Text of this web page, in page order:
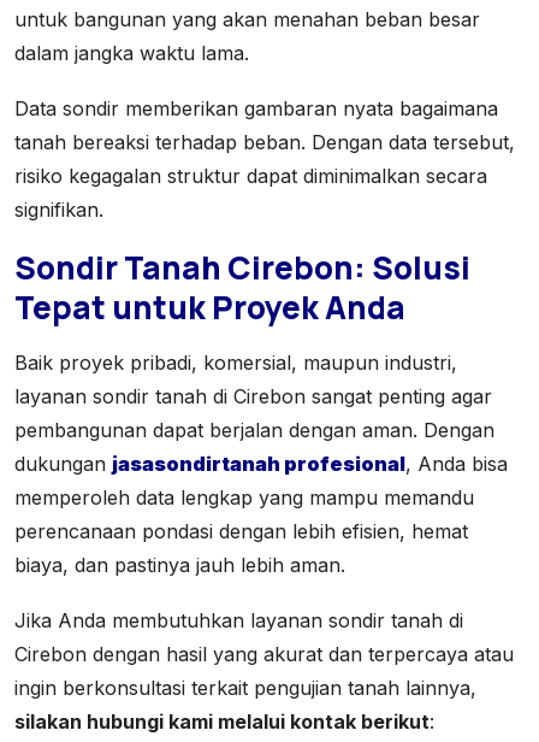
untuk bangunan yang akan menahan beban besar
dalam jangka waktu lama.
Data sondir memberikan gambaran nyata bagaimana
tanah bereaksi terhadap beban. Dengan data tersebut,
risiko kegagalan struktur dapat diminimalkan secara
signifikan.
Sondir Tanah Cirebon: Solusi
Tepat untuk Proyek Anda
Baik proyek pribadi, komersial, maupun industri,
layanan sondir tanah di Cirebon sangat penting agar
pembangunan dapat berjalan dengan aman. Dengan
dukungan jasasondirtanah profesional, Anda bisa
memperoleh data lengkap yang mampu memandu
perencanaan pondasi dengan lebih efisien, hemat
biaya, dan pastinya jauh lebih aman.
Jika Anda membutuhkan layanan sondir tanah di
Cirebon dengan hasil yang akurat dan terpercaya atau
ingin berkonsultasi terkait pengujian tanah lainnya,
silakan hubungi kami melalui kontak berikut: